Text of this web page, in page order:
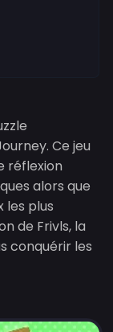
Ce jeu
réflexion
alors que
les plus
de Frivls, la
conquérir les